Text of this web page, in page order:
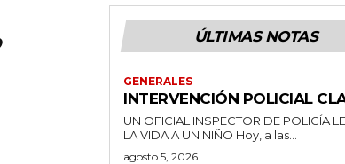
ÚLTIMAS NOTAS
GENERALES
INTERVENCIÓN POLICIAL
UN OFICIAL INSPECTOR DE POLICÍA
LA VIDA A UN NIÑO Hoy, a las...
agosto 5, 2026